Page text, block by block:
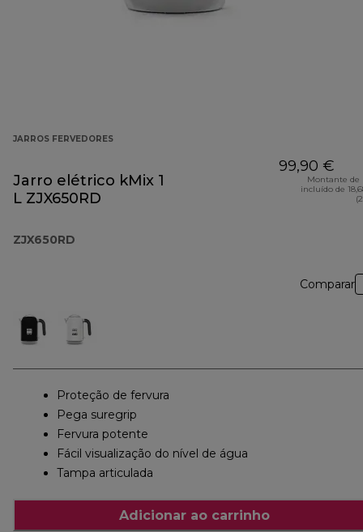
JARROS FERVEDORES
Jarro elétrico kMix 1
L ZJX650RD
ZJX650RD
99,90 €
Montante de
incluído de
Comparar
Proteção de fervura
Pega suregrip
Fervura potente
Fácil visualização do nível de água
Tampa articulada
Adicionar ao carrinho